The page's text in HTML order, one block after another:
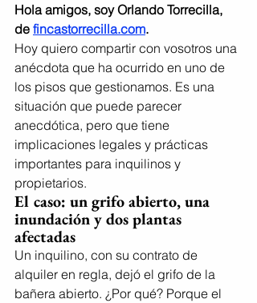
Hola amigos, soy Orlando Torrecilla,
de fincastorrecilla.com.
Hoy quiero compartir con vosotros una
anécdota que ha ocurrido en uno de
los pisos que gestionamos. Es una
situación que puede parecer
anecdótica, pero que tiene
implicaciones legales y prácticas
importantes para inquilinos y
propietarios.
El caso: un grifo abierto, una
inundación y dos plantas
afectadas
Un inquilino, con su contrato de
alquiler en regla, dejó el grifo de la
bañera abierto. ¿Por qué? Porque el